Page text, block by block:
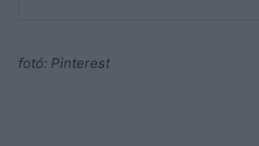
fotó: Pinterest